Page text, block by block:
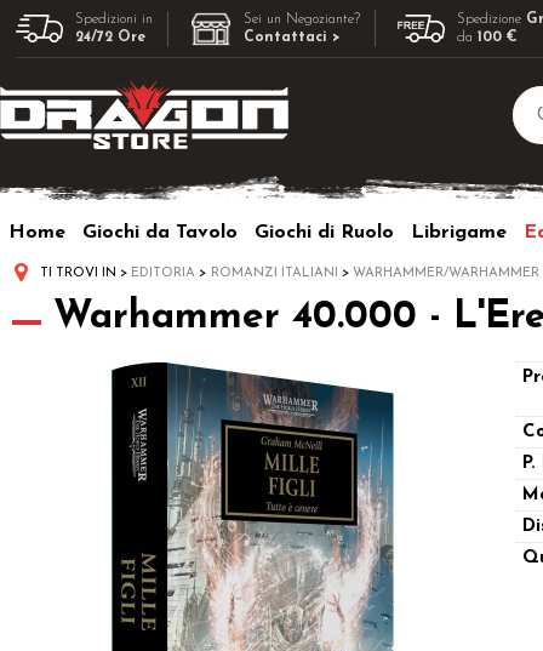
Spedizioni in
24/72 Ore
Sei un Negoziante?
Contattaci >
Spedizione
da100 €
Home Giochi da Tavolo Giochi di Ruolo Librigame
TI TROVI IN EDITORIA ROMANZI ITALIANI WARHAMMER/
Warhammer 40.000 -